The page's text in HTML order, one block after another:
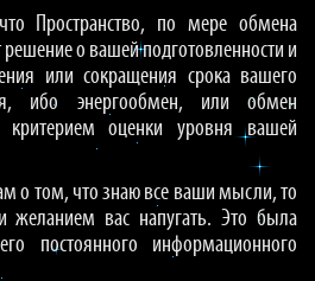
Пространство, по мере обмена
о вашей подготовленности и
или сокращения срока вашего
ибо энергообмен, или обмен
критерием оценки уровня вашей
о том, что знаю все ваши мысли, то
вас напугать. Это была
постоянного информационного